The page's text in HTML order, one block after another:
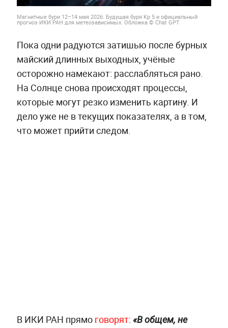
Магнитные бури 12–14 мая 2026: Будущая буря Kp 5 и официальный
прогноз ИКИ РАН для метеозависимых. Обложка © Chat GPT
Пока одни радуются затишью после бурных
майский длинных выходных, учёные
осторожно намекают: расслабляться рано.
На Солнце снова происходят процессы,
которые могут резко изменить картину. И
дело уже не в текущих показателях, а в том,
что может прийти следом.
В ИКИ РАН прямо говорят: «В общем, не